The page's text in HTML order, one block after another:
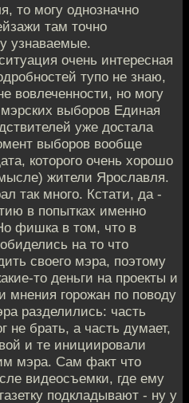
то могу однозначно
там точно
узнаваемые.
очень интересная
тупо не знаю,
вовлеченности, но могу
выборов Единая
уже достала
выборов вообще
которого очень хорошо
жители Ярославля.
так много. Кстати, да -
в попытках именно
фишка в том, что в
на то что
своего мэра, поэтому
то деньги на проекты и
мнения горожан по поводу
разделились: часть
не брать, а часть думает,
и те инициировали
мэра. Сам факт что
видеосъемки, где ему
подкладывают - ну у